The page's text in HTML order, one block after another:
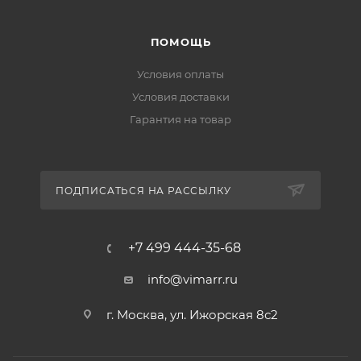
ПОМОЩЬ
Условия оплаты
Условия доставки
Гарантия на товар
ПОДПИСАТЬСЯ НА РАССЫЛКУ
+7 499 444-35-68
info@vimarr.ru
г. Москва, ул. Ижорская 8с2